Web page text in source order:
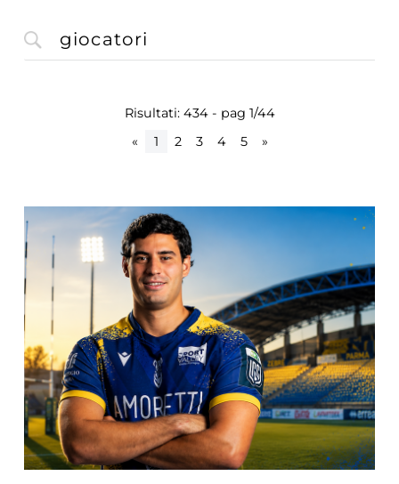
Risultati: 434 - pag 1/44
«
1 2 3 4 5 »